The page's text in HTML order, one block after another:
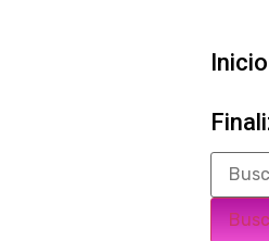
Inicio